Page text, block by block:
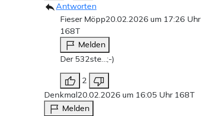
Antworten
Fieser Möpp20.02.2026 um 17:26 Uhr
168T
Melden
Der 532ste…;-)
2
Denkmal20.02.2026 um 16:05 Uhr 168T
Melden